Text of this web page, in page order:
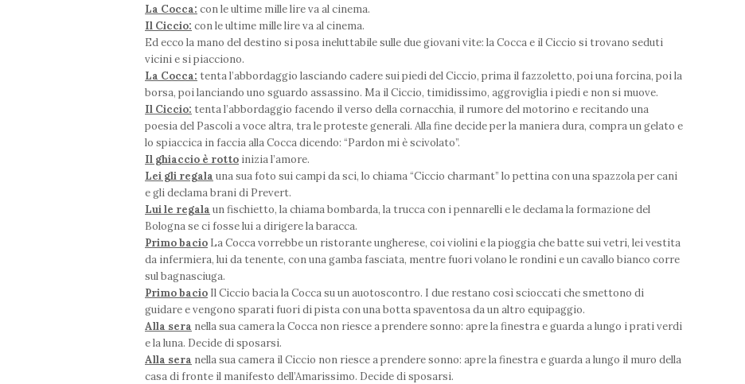
La Cocca: con le ultime mille lire va al cinema.
Il Ciccio: con le ultime mille lire va al cinema.
Ed ecco la mano del destino si posa ineluttabile sulle due giovani vite: la Cocca e il Ciccio si trovano seduti
vicini e si piacciono.
La Cocca: tenta l’abbordaggio lasciando cadere sui piedi del Ciccio, prima il fazzoletto, poi una forcina, poi la
borsa, poi lanciando uno sguardo assassino. Ma il Ciccio, timidissimo, aggroviglia i piedi e non si muove.
Il Ciccio: tenta l’abbordaggio facendo il verso della cornacchia, il rumore del motorino e recitando una
poesia del Pascoli a voce altra, tra le proteste generali. Alla fine decide per la maniera dura, compra un gelato e
lo spiaccica in faccia alla Cocca dicendo: “Pardon mi è scivolato”.
Il ghiaccio è rotto inizia l’amore.
Lei gli regala una sua foto sui campi da sci, lo chiama “Ciccio charmant” lo pettina con una spazzola per cani
e gli declama brani di Prevert.
Lui le regala un fischietto, la chiama bombarda, la trucca con i pennarelli e le declama la formazione del
Bologna se ci fosse lui a dirigere la baracca.
Primo bacio La Cocca vorrebbe un ristorante ungherese, coi violini e la pioggia che batte sui vetri, lei vestita
da infermiera, lui da tenente, con una gamba fasciata, mentre fuori volano le rondini e un cavallo bianco corre
sul bagnasciuga.
Primo bacio Il Ciccio bacia la Cocca su un auotoscontro. I due restano così scioccati che smettono di
guidare e vengono sparati fuori di pista con una botta spaventosa da un altro equipaggio.
Alla sera nella sua camera la Cocca non riesce a prendere sonno: apre la finestra e guarda a lungo i prati verdi
e la luna. Decide di sposarsi.
Alla sera nella sua camera il Ciccio non riesce a prendere sonno: apre la finestra e guarda a lungo il muro della
casa di fronte il manifesto dell’Amarissimo. Decide di sposarsi.